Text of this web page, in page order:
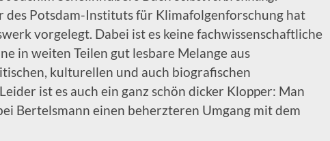
des Potsdam-Instituts für Klimafolgenforschung hat
vorgelegt. Dabei ist es keine fachwissenschaftliche
in weiten Teilen gut lesbare Melange aus
kulturellen und auch biografischen
ist es auch ein ganz schön dicker Klopper: Man
Bertelsmann einen beherzteren Umgang mit dem